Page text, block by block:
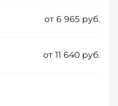
от 6 965 руб.
от 11 640 руб.